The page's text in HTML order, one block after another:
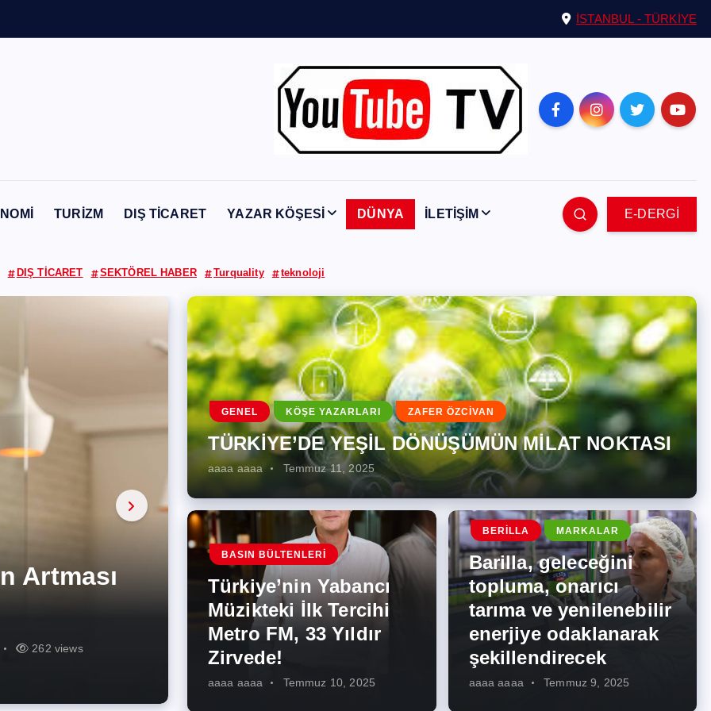
İSTANBUL - TÜRKİYE
TURİZM DIŞ TİCARET YAZAR KÖŞESİ DÜNYA İLETİŞİM E-DERGİ
DIŞ TİCARET SEKTÖREL HABER Turquality teknoloji
344 views
İlk
Zirvede!
273 views
275 views
Enerji
İş
287 views
Kısa
227 views
Artması
262 views
GENEL KÖŞE YAZARLARI ZAFER ÖZCİVAN
TÜRKİYE’DE YEŞİL DÖNÜŞÜMÜN MİLAT NOKTASI
aaaa aaaa Temmuz 11, 2025
BASIN BÜLTENLERI
Türkiye’nin Yabancı
Müzikteki İlk Tercihi
Metro FM, 33 Yıldır
Zirvede!
aaaa aaaa Temmuz 10, 2025
BERILLA MARKALAR
Barilla, geleceğini
topluma, onarıcı
tarıma ve yenilenebilir
enerjiye odaklanarak
şekillendirecek
aaaa aaaa Temmuz 9, 2025